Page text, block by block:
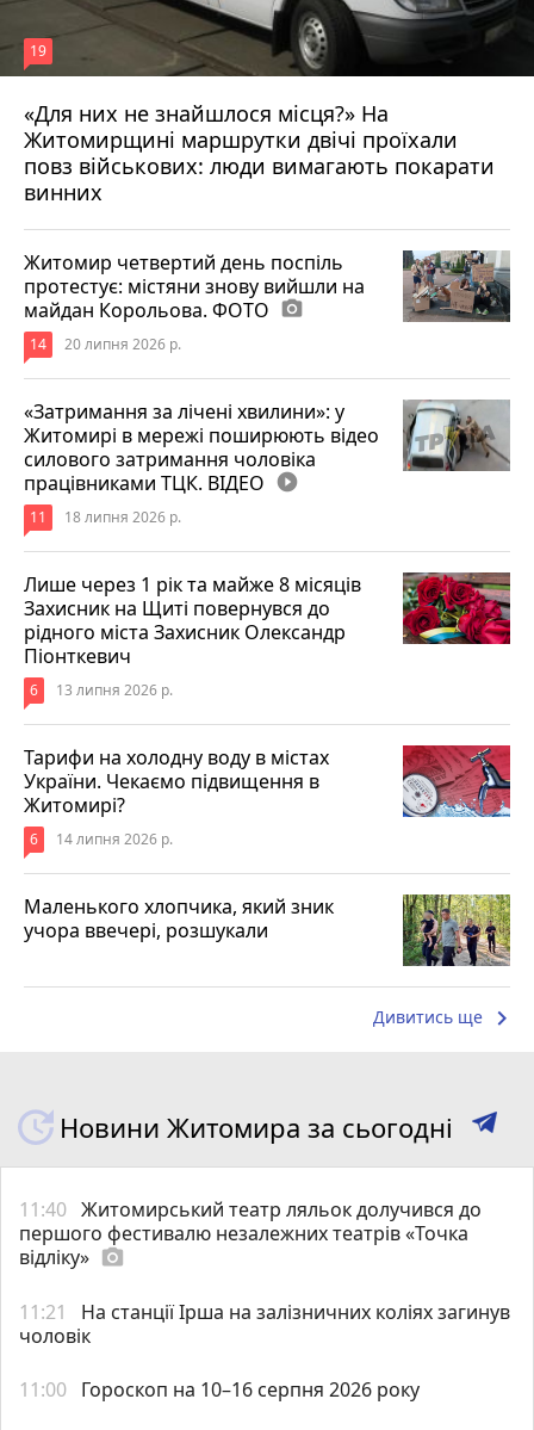
«Для них не знайшлося місця?» На
Житомирщині маршрутки двічі проїхали
повз військових: люди вимагають покарати
винних
19
17 липня 2026 р.
Житомир четвертий день поспіль
протестує: містяни знову вийшли на
майдан Корольова. ФОТО photo_camera
14 20 липня 2026 р.
«Затримання за лічені хвилини»: у
Житомирі в мережі поширюють відео
силового затримання чоловіка
працівниками ТЦК. ВІДЕО play_circle_filled
11 18 липня 2026 р.
Лише через 1 рік та майже 8 місяців
Захисник на Щиті повернувся до
рідного міста Захисник Олександр
Піонткевич
6 13 липня 2026 р.
Тарифи на холодну воду в містах
України. Чекаємо підвищення в
Житомирі?
6 14 липня 2026 р.
Маленького хлопчика, який зник
учора ввечері, розшукали
Дивитись ще keyboard_arrow_right
Новини Житомира за сьогодні
11:40 Житомирський театр ляльок долучився до
першого фестивалю незалежних театрів «Точка
відліку» photo_camera
11:21
На станції Ірша на залізничних коліях загинув
чоловік
11:00 Гороскоп на 10–16 серпня 2026 року